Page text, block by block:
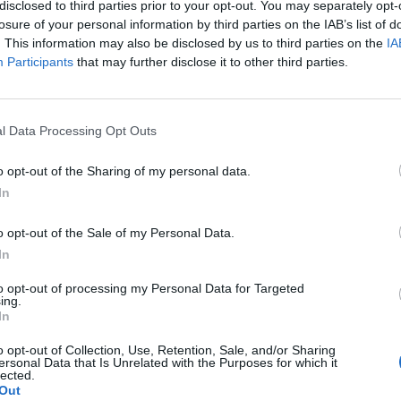
to third parties prior to your opt-out. You may separately
of your personal information by third parties on the IAB’s list of
This information may also be disclosed by us to third parties on the
Participants that may further disclose it to other third parties.
Data Processing Opt Outs
opt-out of the Sharing of my personal data.
opt-out of the Sale of my Personal Data.
opt-out of processing my Personal Data for Targeted
opt-out of Collection, Use, Retention, Sale, and/or Sharing
Data that Is Unrelated with the Purposes for which it
Όγκων (World Brain Tumor Day) ξεκίνησε
κερδοσκοπικής οργάνωσης «Deutsche
Όγκων»).
όγκος, που χαρακτηρίζεται
όγκοι διακρίνονται σε
χωρίς να έχει γίνει μετάσταση από
που είναι μεταστάσεις
και μάθετε πρώτοιόλες τις ειδήσεις